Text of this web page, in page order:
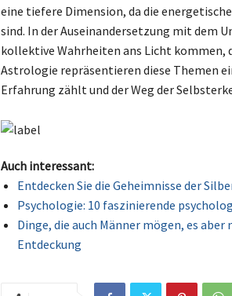
eine tiefere Dimension, da die
sind. In der Auseinandersetzung mit dem
kollektive Wahrheiten ans Licht kommen,
Astrologie repräsentieren diese Themen
Erfahrung zählt und der Weg der
Auch interessant:
Entdecken Sie die Geheimnisse der
Psychologie: 10 faszinierende
Dinge, die auch Männer mögen, es
Entdeckung